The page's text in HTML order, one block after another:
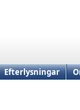
Efterlysningar